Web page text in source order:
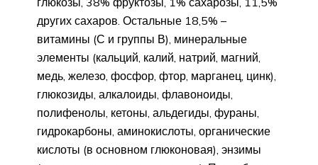
других сахаров. Остальные 18,5% –
витамины (С и группы В), минеральные
элементы (кальций, калий, натрий, магний,
медь, железо, фосфор, фтор, марганец, цинк),
глюкозиды, алкалоиды, флавоноиды,
полифенолы, кетоны, альдегиды, фураны,
гидрокарбоны, аминокислоты, органические
кислоты (в основном глюконовая), энзимы